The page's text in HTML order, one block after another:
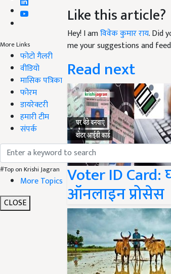
More Links
फोटो गैलरी
वीडियो
मासिक पत्रिका
फोरम
डायरेक्टरी
हमारी टीम
संपर्क
#Top on Krishi Jagran
More Topics
CLOSE
Like this article?
Hey! I amविवेक कुमार राय. Did
me your suggestions and
Read next
Voter ID Card:
ऑनलाइन प्रोसेस